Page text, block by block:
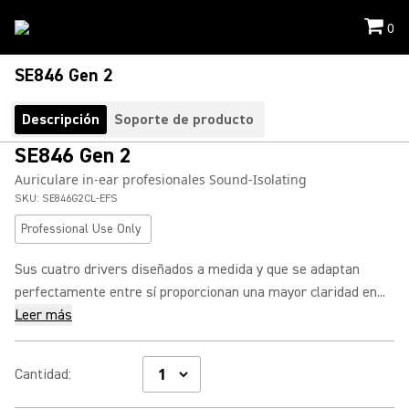
0
SE846 Gen 2
Descripción Soporte de producto
SE846 Gen 2
Auriculare in-ear profesionales Sound-Isolating
SKU: SE846G2CL-EFS
Professional Use Only
Sus cuatro drivers diseñados a medida y que se adaptan
perfectamente entre sí proporcionan una mayor claridad en...
Leer más
Cantidad: